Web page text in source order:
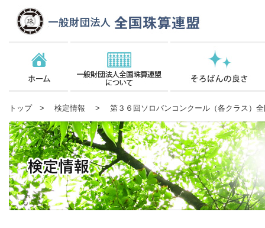
トップ> 検定情報 > 第３６回ソロバンコンクール（各クラス）全